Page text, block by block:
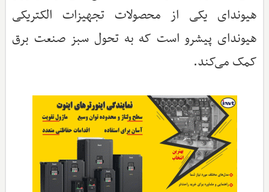
هیوندای یکی از محصولات تجهیزات الکتریکی
هیوندای پیشرو است که به تحول سبز صنعت برق
کمک می‌کند.